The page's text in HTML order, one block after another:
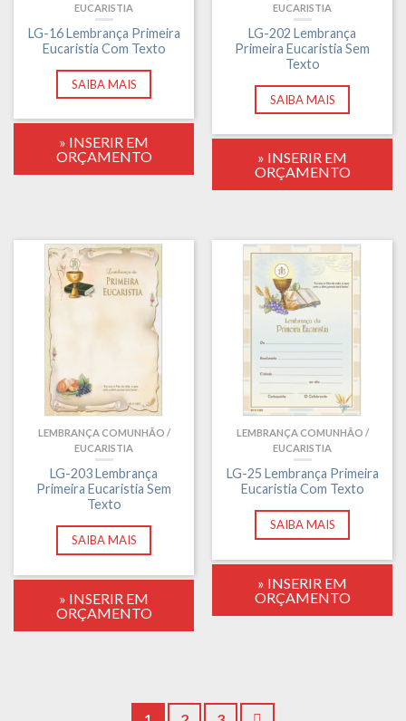
EUCARISTIA
LG-16 Lembrança Primeira
Eucaristia Com Texto
SAIBA MAIS
» INSERIR EM
ORÇAMENTO
EUCARISTIA
LG-202 Lembrança
Primeira Eucaristia Sem
Texto
SAIBA MAIS
» INSERIR EM
ORÇAMENTO
LEMBRANÇA COMUNHÃO /
EUCARISTIA
LG-203 Lembrança
Primeira Eucaristia Sem
Texto
SAIBA MAIS
» INSERIR EM
ORÇAMENTO
LEMBRANÇA COMUNHÃO /
EUCARISTIA
LG-25 Lembrança Primeira
Eucaristia Com Texto
SAIBA MAIS
» INSERIR EM
ORÇAMENTO